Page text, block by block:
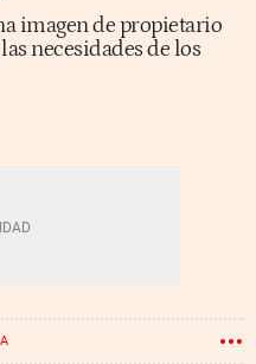
imagen de propietario
necesidades de los